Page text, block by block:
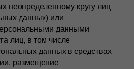
неопределенному кругу лиц
данных) или
данными
лиц, в том числе
данных в средствах
размещение